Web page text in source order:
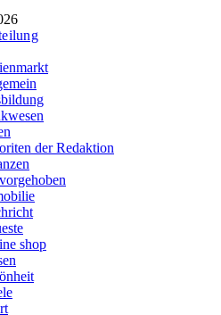
der Redaktion
shop